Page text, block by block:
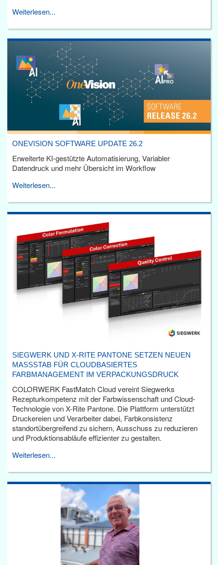
Weiterlesen...
ONEVISION SOFTWARE UPDATE 26.2
Erweiterte KI-gestützte Automatisierung, Variabler
Datendruck und mehr Übersicht im Workflow
Weiterlesen...
SIEGWERK UND X-RITE PANTONE SETZEN NEUEN
MASSSTAB FÜR CLOUDBASIERTES F
ARBMANAGEMENT IM VERPACKUNGSDRUCK
COLORWERK FastMatch Cloud vereint Siegwerks
Rezepturkompetenz mit der Farbwissenschaft und Cloud-
Technologie von X-Rite Pantone. Die Plattform unterstützt
Druckereien und Verarbeiter dabei, Farbkonsistenz
standortübergreifend zu sichern, Ausschuss zu reduzieren
und Produktionsabläufe effizienter zu gestalten.
Weiterlesen...